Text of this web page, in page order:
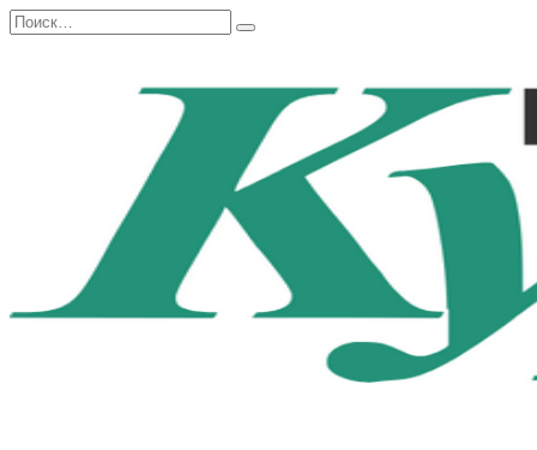
Перейти
к
Search
for: